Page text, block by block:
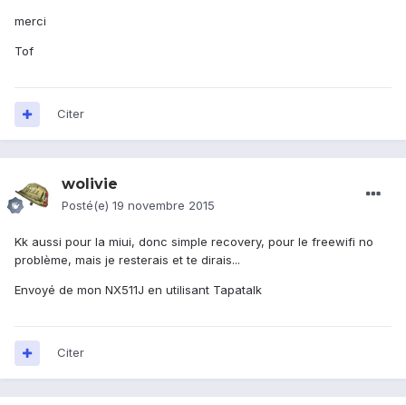
merci
Tof
Citer
wolivie
Posté(e) 19 novembre 2015
Kk aussi pour la miui, donc simple recovery, pour le freewifi no
problème, mais je resterais et te dirais...
Envoyé de mon NX511J en utilisant Tapatalk
Citer